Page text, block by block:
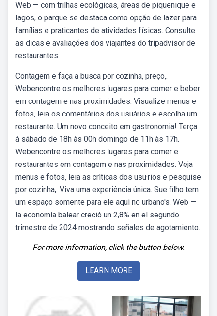
Web — com trilhas ecológicas, áreas de piquenique e
lagos, o parque se destaca como opção de lazer para
famílias e praticantes de atividades físicas. Consulte
as dicas e avaliações dos viajantes do tripadvisor de
restaurantes:
Contagem e faça a busca por cozinha, preço,.
Webencontre os melhores lugares para comer e beber
em contagem e nas proximidades. Visualize menus e
fotos, leia os comentários dos usuários e escolha um
restaurante. Um novo conceito em gastronomia! Terça
à sábado de 18h às 00h domingo de 11h às 17h.
Webencontre os melhores lugares para comer e
restaurantes em contagem e nas proximidades. Veja
menus e fotos, leia as crìticas dos usu·rios e pesquise
por cozinha,. Viva uma experiência única. Sue filho tem
um espaço somente para ele aqui no urbano's. Web —
la economía balear creció un 2,8% en el segundo
trimestre de 2024 mostrando señales de agotamiento.
For more information, click the button below.
LEARN MORE